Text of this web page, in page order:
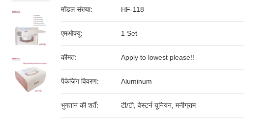
मॉडल संख्या: HF-118
एमओक्यू: 1 Set
कीमत: Apply to lowest please!!
पैकेजिंग विवरण: Aluminum
भुगतान की शर्तें: टी/टी, वेस्टर्न यूनियन, मनीग्राम